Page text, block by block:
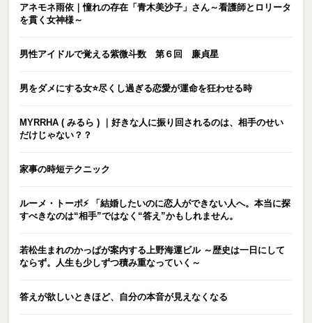
アネモネ雨依｜憧れの存在「青木美沙子」さん～看護師とロリータ
を貫く女神様～
男性アイドルで覚える紫微斗数 第６回 廉貞星
男をダメにする女⭐️尽くし過ぎる恋愛が運命を狂わせる時
MYRRHA ( みるら ) ｜好きな人に振り回されるのは、相手のせい
だけじゃない？？
家事の時短テクニック
ルーメ・トーポ⚡️ 「結婚したいのに恋人ができない人へ。本当に探
すべきなのは“相手”ではなく“答え”かもしれません。
若松生まれのかっぱが案内する上野海運ビル ～歴史は一日にして
ならず。人生も少しずつ積み重なっていく～
答えが欲しいときほど、自分の本音が見えなくなる